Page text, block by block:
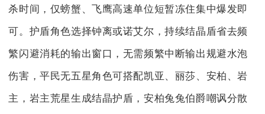
杀时间，仅螃蟹、飞鹰高速单位短暂冻住集中爆发即
可。护盾角色选择钟离或诺艾尔，持续结晶盾省去频
繁闪避消耗的输出窗口，无需频繁中断输出规避水泡
伤害，平民无五星角色可搭配凯亚、丽莎、安柏、岩
主，岩主荒星生成结晶护盾，安柏兔兔伯爵嘲讽分散